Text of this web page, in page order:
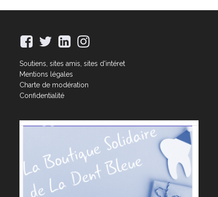
Soutiens, sites amis, sites d'intéret
Mentions légales
Charte de modération
Confidentialité